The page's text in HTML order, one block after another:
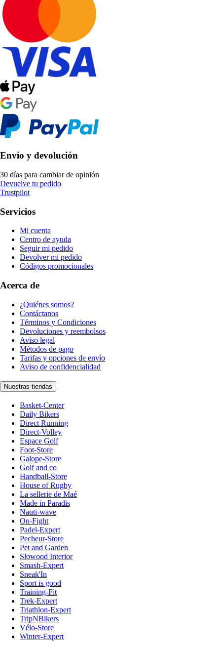
Envío y devolución
30 días para cambiar de opinión
Devuelve tu pedido
Trustpilot
Servicios
Mi cuenta
Centro de ayuda
Seguir mi pedido
Devolver mi pedido
Códigos promocionales
Acerca de
¿Quiénes somos?
Contáctanos
Términos y Condiciones
Devoluciones y reembolsos
Aviso legal
Métodos de pago
Tarifas y opciones de envío
Aviso de confidencialidad
Nuestras tiendas
Basket-Center
Daily Bikers
Direct Running
Direct-Volley
Espace Golf
Foot-Store
Galope-Store
Golf and co
Handball-Store
House of Rugby
La sellerie de Maé
Made in Paradis
Nauti-wave
On-Fight
Padel-Expert
Pecheur-Store
Pet and Garden
Slowood Interior
Smash-Expert
Sneak'In
Sport is good
Training-Fit
Trek-Expert
Triathlon-Expert
TripNBikers
Vélo-Store
Winter-Expert